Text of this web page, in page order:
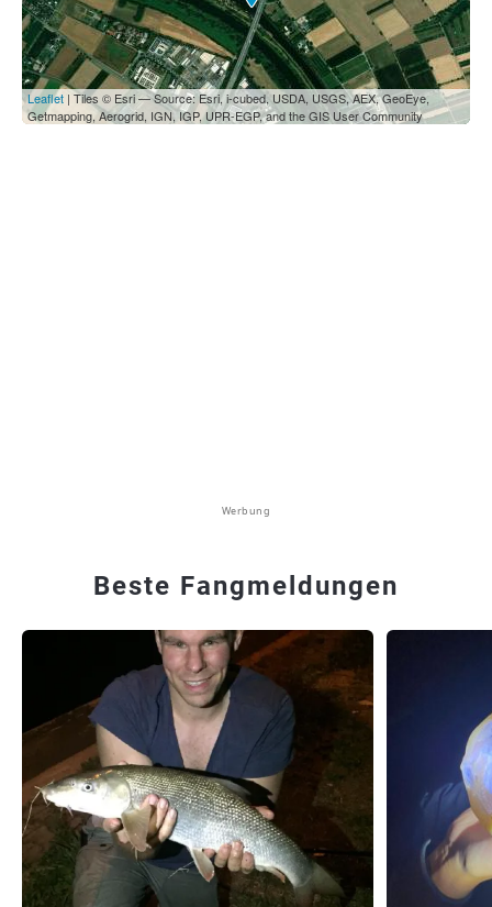
Leaflet | Tiles © Esri — Source: Esri, i-cubed, USDA, USGS, AEX, GeoEye,
Getmapping, Aerogrid, IGN, IGP, UPR-EGP, and the GIS User Community
Werbung
Beste Fangmeldungen